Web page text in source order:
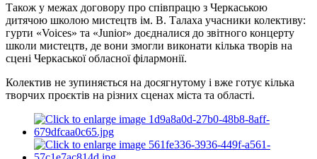
Також у межах договору про співпрацю з Черкаською
дитячою школою мистецтв ім. В. Талаха учасники колективу:
гурти «Voices» та «Junior» доєдналися до звітного концерту
школи мистецтв, де вони змогли виконати кілька творів на
сцені Черкаської обласної філармонії.
Колектив не зупиняється на досягнутому і вже готує кілька
творчих проєктів на різних сценах міста та області.